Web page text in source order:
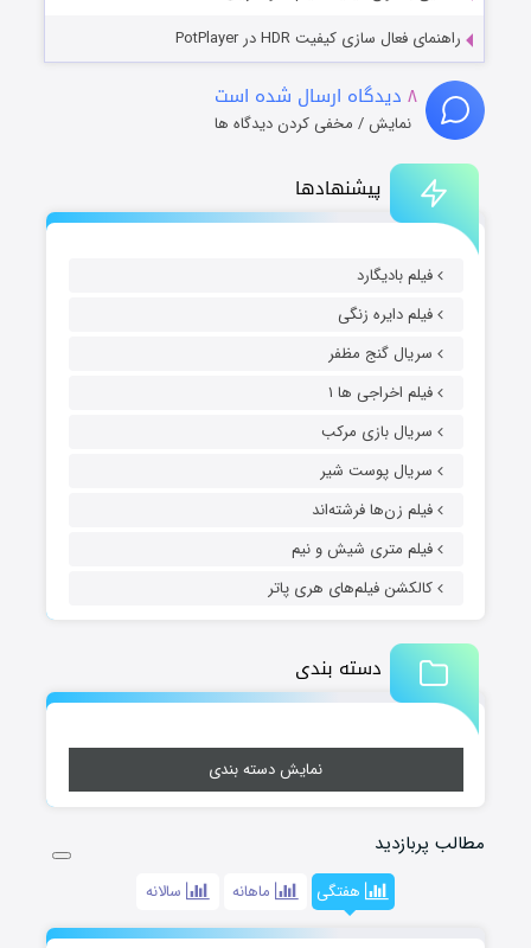
پیشنهادها
فیلم بادیگارد
فیلم دایره زنگی
سریال گنج مظفر
فیلم اخراجی ها ۱
سریال بازی مرکب
سریال پوست شیر
فیلم زن‌ها فرشته‌اند
فیلم متری شیش و نیم
کالکشن فیلم‌های هری پاتر
دسته بندی
نمایش دسته بندی
مطالب پربازدید
هفتگی ماهانه سالانه
راهنمای فعال سازی کیفیت HDR در PotPlayer
۸ دیدگاه ارسال شده است
نمایش / مخفی کردن دیدگاه ها